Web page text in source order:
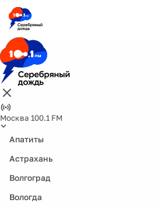
Москва 100.1 FM
Апатиты
Астрахань
Волгоград
Вологда